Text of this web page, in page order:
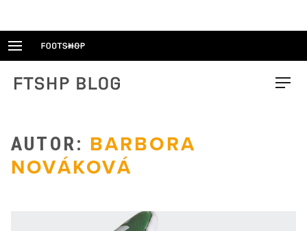
FTSHP blog Menu
AUTOR: BARBORA
NOVÁKOVÁ